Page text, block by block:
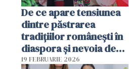
De ce apare tensiunea
dintre păstrarea
tradițiilor românești în
diaspora și nevoia de
incluziune în societatea
19 FEBRUARIE 2026